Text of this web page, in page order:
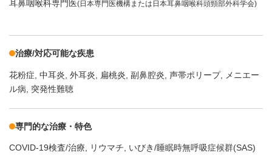
耳鼻咽喉科専門医(日本専門医機構または日本耳鼻咽喉科頭頸部外科学会)
治療/対応可能な疾患
花粉症 中耳炎 外耳炎 扁桃炎 副鼻腔炎 声帯ポリープ
メニエー
ル病
突発性難聴
専門的な治療・特色
COVID-19検査/治療 リウマチ いびき/睡眠時無呼吸症候群(SAS)